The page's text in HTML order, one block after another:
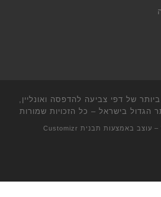
של דפי צביעה להדפסה ואונליין,
הגדול בישראל – כל הזכויות שמורות
– עוצב באמצעות תבנית Customizr